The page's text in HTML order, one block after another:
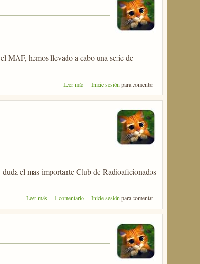
MAF, hemos llevado a cabo una serie de
Leer más sobre El toque cacharreo
Inicie sesión para comentar
el mas importante Club de Radioaficionados
Leer más sobre EA QRP Club
1 comentario Inicie sesiónpara comentar